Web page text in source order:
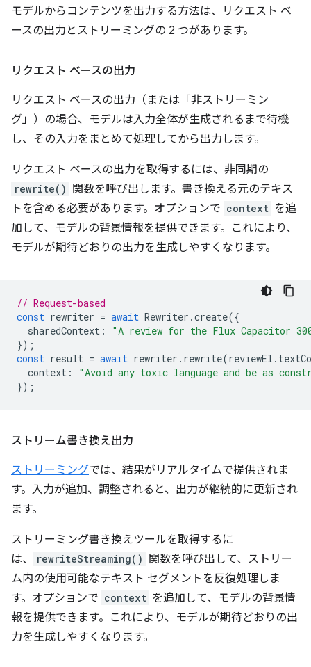
モデルからコンテンツを出力する方法は、リクエスト ベ
ースの出力とストリーミングの 2 つがあります。
リクエスト ベースの出力
リクエスト ベースの出力（または「非ストリーミン
グ」）の場合、モデルは入力全体が生成されるまで待機
し、その入力をまとめて処理してから出力します。
リクエスト ベースの出力を取得するには、非同期の
rewrite()
関数を呼び出します。書き換える元のテキス
トを含める必要があります。オプションで context を追
加して、モデルの背景情報を提供できます。これにより、
モデルが期待どおりの出力を生成しやすくなります。
// Request-based
const rewriter = await Rewriter .create({
sharedContext :
"A review for the Flux Capacitor
});
const result = await rewriter . rewrite(reviewEl .
context :
"Avoid any toxic language and be as
});
ストリーム書き換え出力
ストリーミングでは、結果がリアルタイムで提供されま
す。入力が追加、調整されると、出力が継続的に更新され
ます。
ストリーミング書き換えツールを取得するに
は、
rewriteStreaming()
関数を呼び出して、ストリー
ム内の使用可能なテキスト セグメントを反復処理しま
す。オプションで context を追加して、モデルの背景情
報を提供できます。これにより、モデルが期待どおりの出
力を生成しやすくなります。